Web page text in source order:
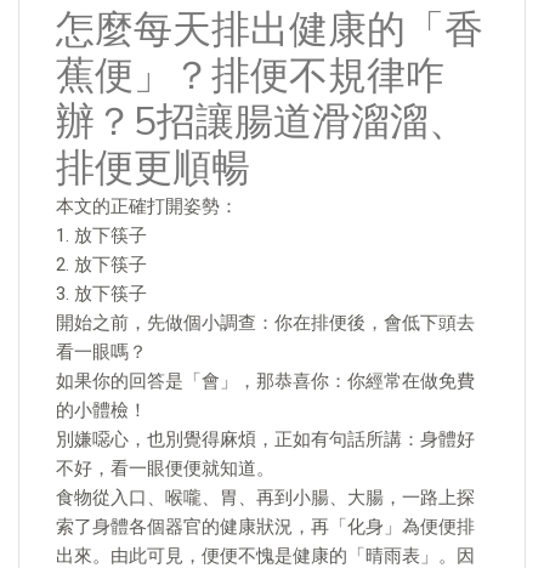
怎麼每天排出健康的「香
蕉便」？排便不規律咋
辦？5招讓腸道滑溜溜、
排便更順暢
本文的正確打開姿勢：
1. 放下筷子
2. 放下筷子
3. 放下筷子
開始之前，先做個小調查：你在排便後，會低下頭去
看一眼嗎？
如果你的回答是「會」，那恭喜你：你經常在做免費
的小體檢！
別嫌噁心，也別覺得麻煩，正如有句話所講：身體好
不好，看一眼便便就知道。
食物從入口、喉嚨、胃、再到小腸、大腸，一路上探
索了身體各個器官的健康狀況，再「化身」為便便排
出來。由此可見，便便不愧是健康的「晴雨表」。因